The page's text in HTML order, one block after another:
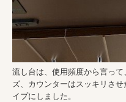
流し台は、使用頻度から言っ
ズ、カウンターはスッキリさ
イプにしました。